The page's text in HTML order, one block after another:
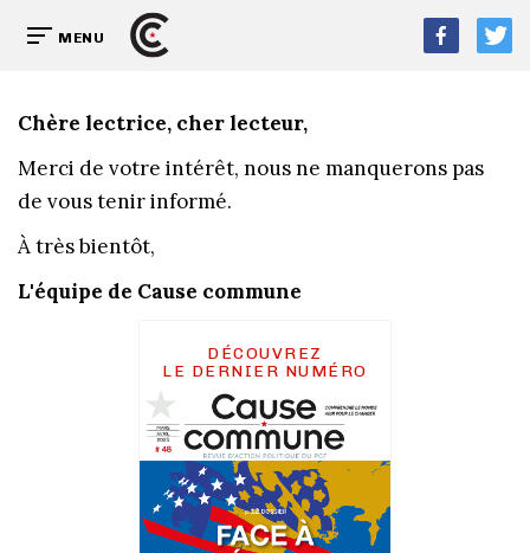
MENU
Chère lectrice, cher lecteur,
Merci de votre intérêt, nous ne manquerons pas
de vous tenir informé.
À très bientôt,
L'équipe de Cause commune
DÉCOUVREZ
LE DERNIER NUMÉRO